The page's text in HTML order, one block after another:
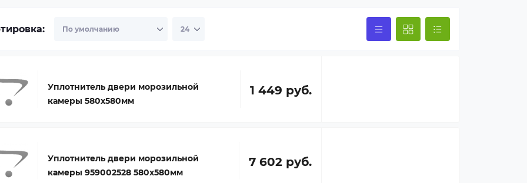
Уплотнитель двери морозильной
камеры 580x580мм
1 449 руб.
Уплотнитель двери морозильной
камеры 959002528 580x580мм
7 602 руб.